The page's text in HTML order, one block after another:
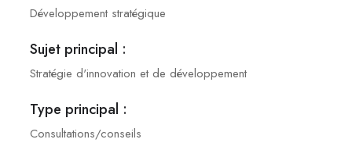
Développement stratégique
Sujet principal :
Stratégie d'innovation et de développement
Type principal :
Consultations/conseils